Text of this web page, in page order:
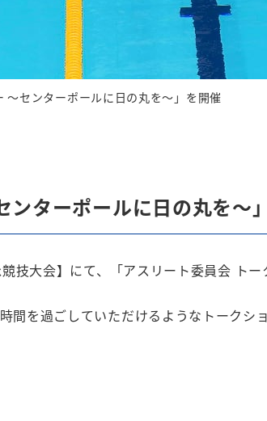
〜センターポールに日の丸を〜」を開催
ンターポールに日の丸を〜
技大会】にて、「アスリート委員会 ト
を過ごしていただけるようなトークショ